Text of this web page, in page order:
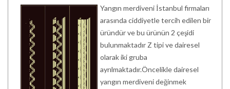
Yangın merdiveni İstanbul firmaları
arasında ciddiyetle tercih edilen bir
üründür ve bu ürünün 2 çeşidi
bulunmaktadır Z tipi ve dairesel
olarak iki gruba
ayrılmaktadır.Öncelikle dairesel
yangın merdiveni değinmek